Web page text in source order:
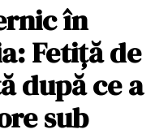
în
Fetiță de
după ce a
sub